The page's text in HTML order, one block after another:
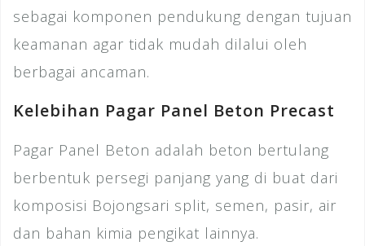
sebagai komponen pendukung dengan tujuan
keamanan agar tidak mudah dilalui oleh
berbagai ancaman.
Kelebihan Pagar Panel Beton Precast
Pagar Panel Beton adalah beton bertulang
berbentuk persegi panjang yang di buat dari
komposisi Bojongsari split, semen, pasir, air
dan bahan kimia pengikat lainnya.